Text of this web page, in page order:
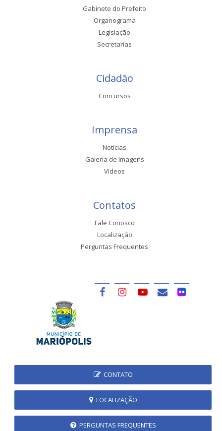
Gabinete do Prefeito
Organograma
Legislação
Secretarias
Cidadão
Concursos
Imprensa
Notícias
Galeria de Imagens
Vídeos
Contatos
Fale Conosco
Localização
Perguntas Frequentes
CONTATO
LOCALIZAÇÃO
PERGUNTAS FREQUENTES